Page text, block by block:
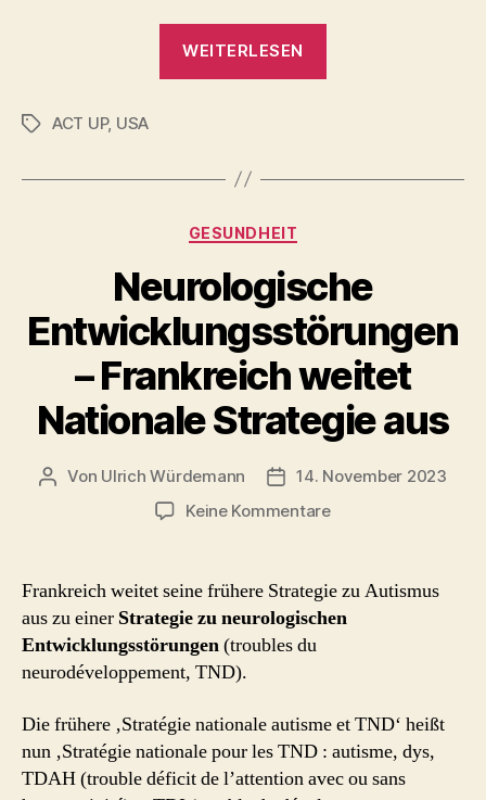
WEITERLESEN
2023)“
Schlagwörter
ACT UP, USA
Kategorien
GESUNDHEIT
Neurologische
Entwicklungsstörungen
– Frankreich weitet
Nationale Strategie aus
Beitragsautor
Von Ulrich Würdemann Beitragsdatum
14. November 2023
Keine Kommentarezu
weitet
Frankreich weitet seine frühere Strategie zu Autismus
aus zu einer Strategie zu neurologischen
Entwicklungsstörungen(troubles du
neurodéveloppement, TND).
Die frühere ‚Stratégie nationale autisme et TND‘ heißt
nun ‚Stratégie nationale pour les TND : autisme, dys,
TDAH (trouble déficit de l’attention avec ou sans